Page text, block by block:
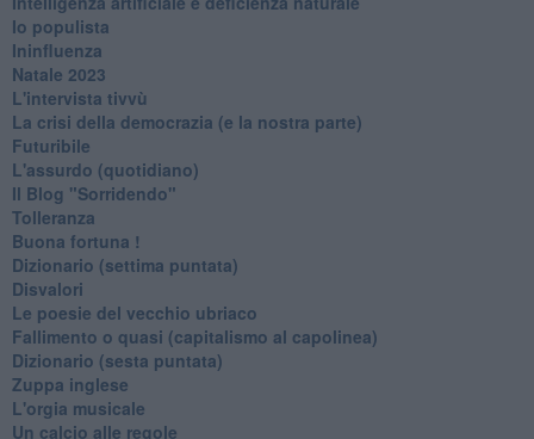
Io populista
Ininfluenza
Natale 2023
L'intervista tivvù
La crisi della democrazia (e la nostra parte)
Futuribile
L'assurdo (quotidiano)
Il Blog "Sorridendo"
Tolleranza
Buona fortuna !
​Dizionario (settima puntata)
Disvalori
Le poesie del vecchio ubriaco
Fallimento o quasi (capitalismo al capolinea)
Dizionario (sesta puntata)
Zuppa inglese
L'orgia musicale
Un calcio alle regole